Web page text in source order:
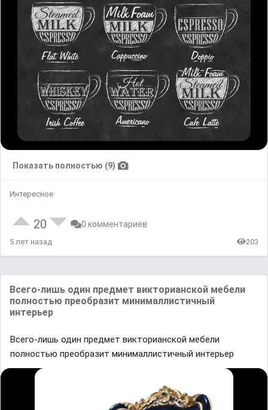
Показать полностью (9)
Интересное
20 0 комментариев
5 лет назад 203
Всего-лишь один предмет викторианской мебели
полностью преобразит минималлистичный
интерьер
Всего-лишь один предмет викторианской мебели
полностью преобразит минималлистичный интерьер